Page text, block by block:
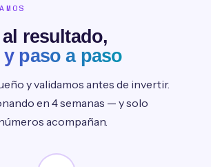
resultado,
paso a paso
y validamos antes de invertir.
en 4 semanas — y solo
acompañan.